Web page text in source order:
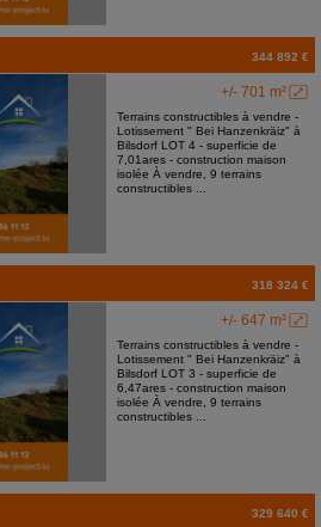
344 892 €
+/- 701 m²
Terrains constructibles à vendre -
Lotissement " Bei Hanzenkräiz" à
Bilsdorf LOT 4 - superficie de
7,01ares - construction maison
isolée À vendre, 9 terrains
constructibles ...
318 324 €
+/- 647 m²
Terrains constructibles à vendre -
Lotissement " Bei Hanzenkräiz" à
Bilsdorf LOT 3 - superficie de
6,47ares - construction maison
isolée À vendre, 9 terrains
constructibles ...
329 640 €